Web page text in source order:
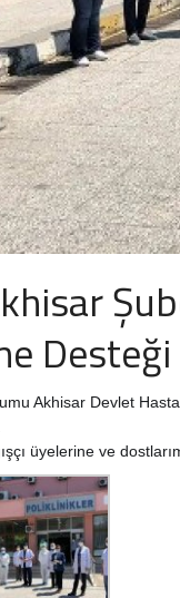
Desteği
Akhisar Devlet
üyelerine ve